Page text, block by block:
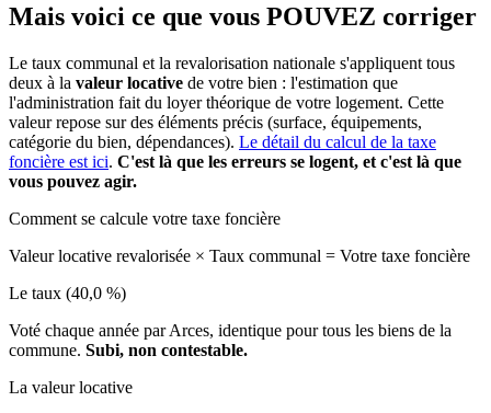
Mais voici ce que vous POUVEZ corriger
Le taux communal et la revalorisation nationale s'appliquent tous
deux à la valeur locative de votre bien : l'estimation que
l'administration fait du loyer théorique de votre logement. Cette
valeur repose sur des éléments précis (surface, équipements,
catégorie du bien, dépendances). Le détail du calcul de la taxe
foncière est ici. C'est là que les erreurs se logent, et c'est là que
vous pouvez agir.
Comment se calcule votre taxe foncière
Valeur locative revalorisée × Taux communal = Votre taxe foncière
Le taux (40,0 %)
Voté chaque année par Arces, identique pour tous les biens de la
commune. Subi, non contestable.
La valeur locative